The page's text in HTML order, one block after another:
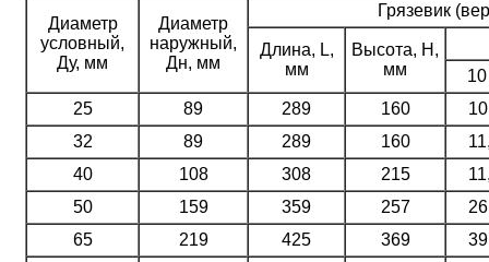
Диаметр
условный,
Ду, мм
Диаметр
наружный,
Дн, мм
Грязевик
Длина, L,
мм
Высота, Н,
мм
25
89 289 160
32
89 289 160
40
108 308 215
50
159 359 257
65
219 425 369